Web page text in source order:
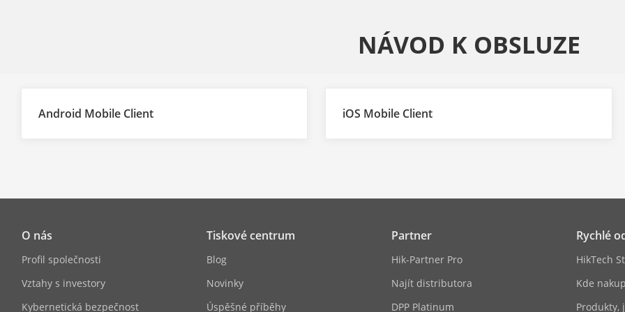
NÁVOD K OBSLUZE
Android Mobile Client iOS Mobile Client
O nás
Profil společnosti
Vztahy s investory
Kybernetická bezpečnost
Tiskové centrum
Blog
Novinky
Úspěšné příběhy
Partner
Hik-Partner Pro
Najít distributora
DPP Platinum
Rychlé
HikTech
Kde
Produkty,